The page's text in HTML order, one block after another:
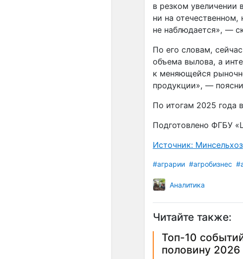
в резком увеличении
ни на
не наблюдается», —
По его словам,
объема вылова, а
к меняющейся
продукции», —
По итогам 2025 года
Подготовлено ФГБУ
Источник: Минсельхоз
#аграрии #агробизнес
Аналитика
Читайте также:
Топ-10
половину 2026